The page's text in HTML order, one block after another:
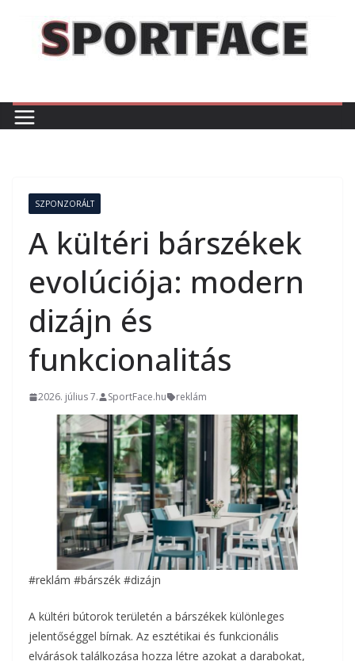
content
SZPONZORÁLT
A kültéri bárszékek
evolúciója: modern
dizájn és
funkcionalitás
2026. július 7. SportFace.hu reklám
#reklám #bárszék #dizájn
A kültéri bútorok területén a bárszékek különleges
jelentőséggel bírnak. Az esztétikai és funkcionális
elvárások találkozása hozza létre azokat a darabokat,